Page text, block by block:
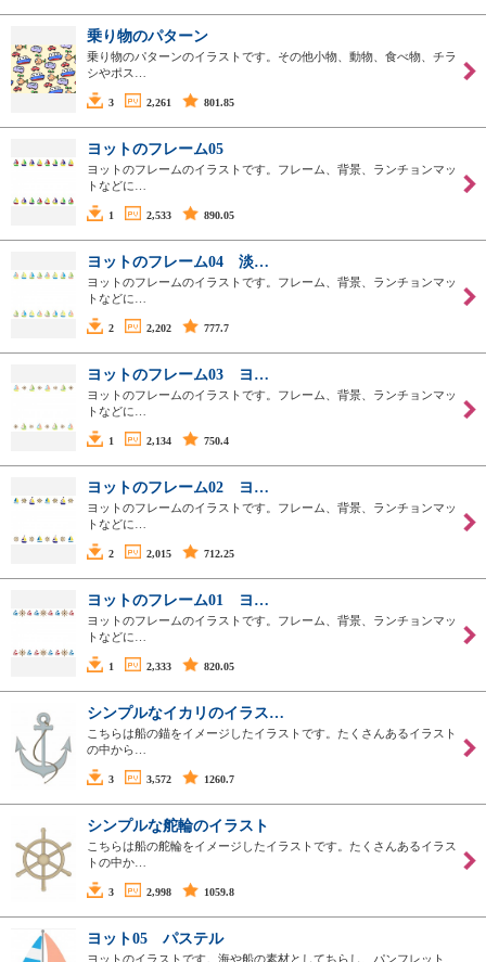
乗り物のパターン
乗り物のパターンのイラストです。その他小物、動物、食べ物、チラ
シやポス…
3 2,261 801.85
ヨットのフレーム05
ヨットのフレームのイラストです。フレーム、背景、ランチョンマッ
トなどに…
1 2,533 890.05
ヨットのフレーム04 淡…
ヨットのフレームのイラストです。フレーム、背景、ランチョンマッ
トなどに…
2 2,202 777.7
ヨットのフレーム03 ヨ…
ヨットのフレームのイラストです。フレーム、背景、ランチョンマッ
トなどに…
1 2,134 750.4
ヨットのフレーム02 ヨ…
ヨットのフレームのイラストです。フレーム、背景、ランチョンマッ
トなどに…
2 2,015 712.25
ヨットのフレーム01 ヨ…
ヨットのフレームのイラストです。フレーム、背景、ランチョンマッ
トなどに…
1 2,333 820.05
シンプルなイカリのイラス…
こちらは船の錨をイメージしたイラストです。たくさんあるイラスト
の中から…
3 3,572 1260.7
シンプルな舵輪のイラスト
こちらは船の舵輪をイメージしたイラストです。たくさんあるイラス
トの中か…
3 2,998 1059.8
ヨット05 パステル
ヨットのイラストです。海や船の素材としてちらし、パンフレット、